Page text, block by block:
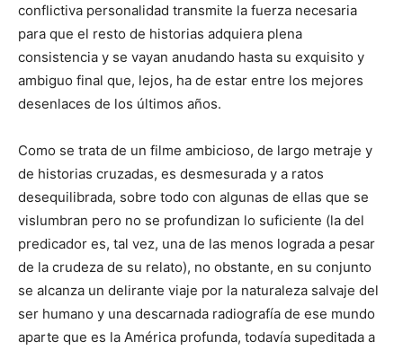
conflictiva personalidad transmite la fuerza necesaria
para que el resto de historias adquiera plena
consistencia y se vayan anudando hasta su exquisito y
ambiguo final que, lejos, ha de estar entre los mejores
desenlaces de los últimos años.
Como se trata de un filme ambicioso, de largo metraje y
de historias cruzadas, es desmesurada y a ratos
desequilibrada, sobre todo con algunas de ellas que se
vislumbran pero no se profundizan lo suficiente (la del
predicador es, tal vez, una de las menos lograda a pesar
de la crudeza de su relato), no obstante, en su conjunto
se alcanza un delirante viaje por la naturaleza salvaje del
ser humano y una descarnada radiografía de ese mundo
aparte que es la América profunda, todavía supeditada a